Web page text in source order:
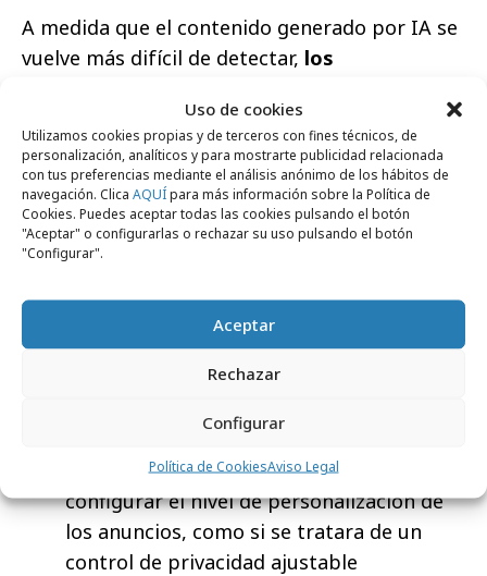
Uso de cookies
Utilizamos cookies propias y de terceros con fines técnicos, de
personalización, analíticos y para mostrarte publicidad relacionada
con tus preferencias mediante el análisis anónimo de los hábitos de
navegación. Clica AQUÍpara más información sobre la Política de
Cookies. Puedes aceptar todas las cookies pulsando el botón
"Aceptar" o configurarlas o rechazar su uso pulsando el botón
"Configurar".
Aceptar
Rechazar
Configurar
Política de CookiesAviso Legal
A medida que el contenido generado por IA se
vuelve más difícil de detectar, los
Más del 70 % cree que llegará un
momento en el que será imposible
distinguir si un anuncio ha sido creado
con IA sin una indicación explícita; cerca
los próximos dos a cinco años
Más del 70 % se sentiría más cómodo con
anuncios creados mediante IA si
formales que regulasen su uso
Alrededor del 80 % desearía poder
configurar el nivel de personalización de
los anuncios, como si se tratara de un
control de privacidad ajustable